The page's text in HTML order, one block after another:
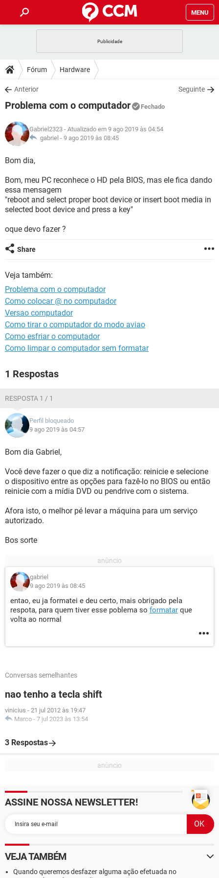
MENU
CELULAR
OUTLOOK
INSTAGRAM GMAIL
GUIA DE COMPRAS
DICAS
JOGOS
INSTAGRAM GMAIL
GUIA DE COMPRAS
DOWNLOADS
JOGOS WHATSAPP
CELULAR
OUTLOOK EXCEL
INSTAGRAM
JOGOS WHATSAPP
CELULAR
OUTLOOK
INSTAGRAM GMAIL
GUIA DE COMPRAS
GLOSSÁRIO
JOGOS
OUTLOOK
INSTAGRAM GMAIL
Fórum Hardware
Anterior Seguinte
Problema com o computador Fechado
Gabriel2323 - Atualizado em 9 ago 2019 às 04:54
gabriel - 9 ago 2019 às 08:45
Bom dia,
Bom, meu PC reconhece o HD pela BIOS, mas ele fica dando
essa mensagem
"reboot and select proper boot device or insert boot media in
selected boot device and press a key"
oque devo fazer ?
Share
Veja também:
Problema com o computador
Como colocar @ no computador
Versao computador
Como tirar o computador do modo aviao
Como esfriar o computador
Como limpar o computador sem formatar
1 Respostas
RESPOSTA 1 / 1
Perfil bloqueado
9 ago 2019 às 04:57
Bom dia Gabriel,
Você deve fazer o que diz a notificação: reinicie e selecione
o dispositivo entre as opções para fazê-lo no BIOS ou então
reinicie com a mídia DVD ou pendrive com o sistema.
Afora isto, o melhor pé levar a máquina para um serviço
autorizado.
Bos sorte
gabriel
9 ago 2019 às 08:45
entao, eu ja formatei e deu certo, mais obrigado pela
respota, para quem tiver esse poblema so formatar que
volta ao normal
Conversas semelhantes
nao tenho a tecla shift
vinicius - 21 jul 2012 às 19:47
Marco - 7 jul 2023 às 13:54
3 Respostas
ASSINE NOSSA NEWSLETTER!
VEJA TAMBÉM
Quando queremos desfazer alguma ação efetuada no